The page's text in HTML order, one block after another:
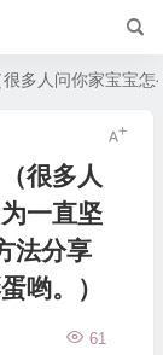
多人问你家宝宝
很多人
一直坚
法分享
哟。）
61